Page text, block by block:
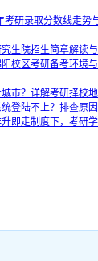
考研录取分数线走势
生院招生简章解读
校区考研备考环境
市？详解考研择校
登陆不上？排查原
即走制度下，考研